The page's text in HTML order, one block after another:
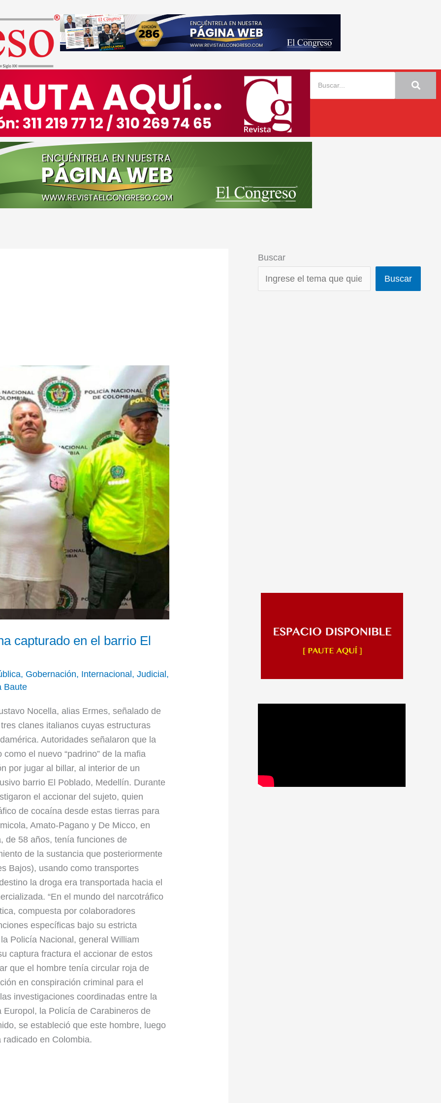
capturado en el barrio El
, Gobernación, Internacional,Judicial,
Baute
Nocella, alias Ermes, señalado de
clanes italianos cuyas estructuras
Autoridades señalaron que la
el nuevo “padrino” de la mafia
por jugar al billar, al interior de un
barrio El Poblado, Medellín. Durante
el accionar del sujeto, quien
de cocaína desde estas tierras para
Amato-Pagano y De Micco, en
de 58 años, tenía funciones de
de la sustancia que posteriormente
Bajos), usando como transportes
la droga era transportada hacia el
“En el mundo del narcotráfico
compuesta por colaboradores
específicas bajo su estricta
Policía Nacional, general William
captura fractura el accionar de estos
que el hombre tenía circular roja de
en conspiración criminal para el
investigaciones coordinadas entre la
la Policía de Carabineros de
se estableció que este hombre, luego
en Colombia.
Buscar
Buscar